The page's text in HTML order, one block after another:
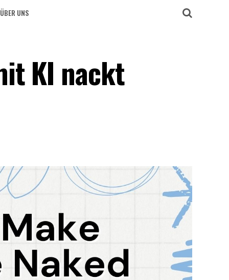
ÜBER UNS
KI nackt